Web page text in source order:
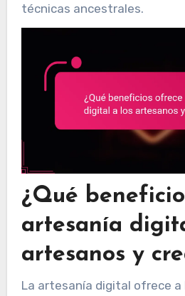
técnicas ancestrales.
¿Qué
artesanía
artesanos y
La artesanía digital ofrece a